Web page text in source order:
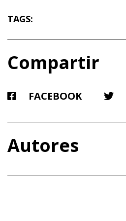
TAGS:
Compartir
FACEBOOK
Autores